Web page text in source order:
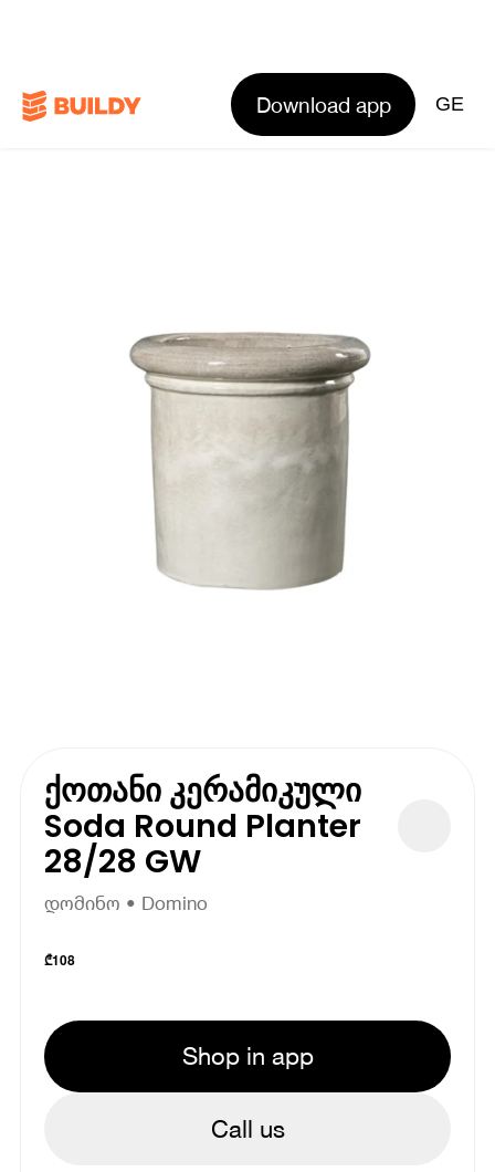
Download app GE
ქოთანი კერამიკული
Soda Round Planter
28/28 GW
დომინო • Domino
₾108
Shop in app
Call us